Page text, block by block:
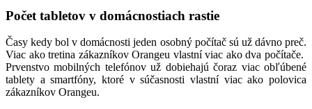
Počet tabletov v domácnostiach rastie
Časy kedy bol v domácnosti jeden osobný počítač sú už dávno preč.
Viac ako tretina zákazníkov Orangeu vlastní viac ako dva počítače.
Prvenstvo mobilných telefónov už dobiehajú čoraz viac obľúbené
tablety a smartfóny, ktoré v súčasnosti vlastní viac ako polovica
zákazníkov Orangeu.